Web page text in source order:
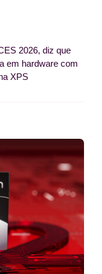
2026, diz que
em hardware com
XPS